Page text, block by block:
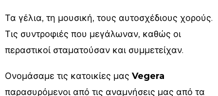
Τα γέλια, τη μουσική, τους αυτοσχέδιους χορούς.
Τις συντροφιές που μεγάλωναν, καθώς οι
περαστικοί σταματούσαν και συμμετείχαν.
Ονομάσαμε τις κατοικίες μας Vegera
παρασυρόμενοι από τις αναμνήσεις μας από τα